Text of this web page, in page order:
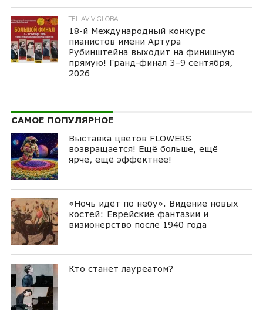
TEL AVIV GLOBAL
18-й Международный конкурс
пианистов имени Артура
Рубинштейна выходит на финишную
прямую! Гранд-финал 3–9 сентября,
2026
САМОЕ ПОПУЛЯРНОЕ
Выставка цветов FLOWERS
возвращается! Ещё больше, ещё
ярче, ещё эффектнее!
«Ночь идёт по небу». Видение новых
костей: Еврейские фантазии и
визионерство после 1940 года
Кто станет лауреатом?